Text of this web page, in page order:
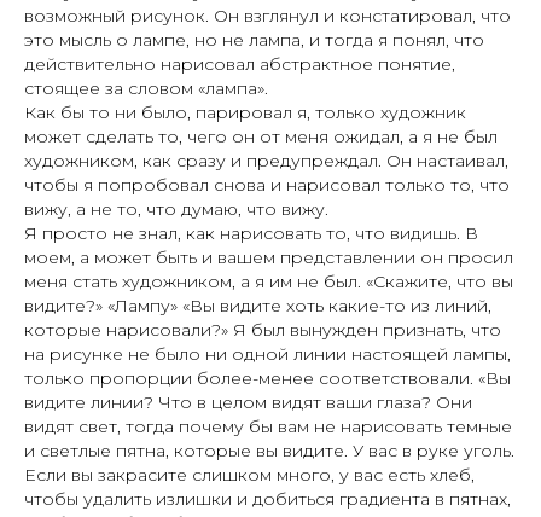
возможный рисунок. Он взглянул и констатировал, что
это мысль о лампе, но не лампа, и тогда я понял, что
действительно нарисовал абстрактное понятие,
стоящее за словом «лампа».
Как бы то ни было, парировал я, только художник
может сделать то, чего он от меня ожидал, а я не был
художником, как сразу и предупреждал. Он настаивал,
чтобы я попробовал снова и нарисовал только то, что
вижу, а не то, что думаю, что вижу.
Я просто не знал, как нарисовать то, что видишь. В
моем, а может быть и вашем представлении он просил
меня стать художником, а я им не был. «Скажите, что вы
видите?» «Лампу» «Вы видите хоть какие-то из линий,
которые нарисовали?» Я был вынужден признать, что
на рисунке не было ни одной линии настоящей лампы,
только пропорции более-менее соответствовали. «Вы
видите линии? Что в целом видят ваши глаза? Они
видят свет, тогда почему бы вам не нарисовать темные
и светлые пятна, которые вы видите. У вас в руке уголь.
Если вы закрасите слишком много, у вас есть хлеб,
чтобы удалить излишки и добиться градиента в пятнах,